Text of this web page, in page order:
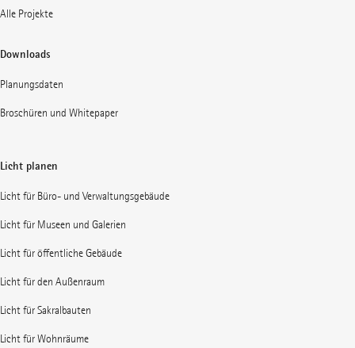
Alle Projekte
Downloads
Planungsdaten
Broschüren und Whitepaper
Licht planen
Licht für Büro- und Verwaltungsgebäude
Licht für Museen und Galerien
Licht für öffentliche Gebäude
Licht für den Außenraum
Licht für Sakralbauten
Licht für Wohnräume